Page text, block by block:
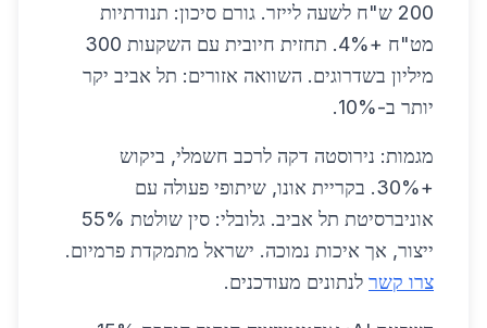
200 ש"ח לשעה לייזר. גורם סיכון: תנודתיות
מט"ח +4%. תחזית חיובית עם השקעות 300
מיליון בשדרוגים. השוואה אזורים: תל אביב יקר
יותר ב-10%.
מגמות: נירוסטה דקה לרכב חשמלי, ביקוש
+30%. בקריית אונו, שיתופי פעולה עם
אוניברסיטת תל אביב. גלובלי: סין שולטת 55%
ייצור, אך איכות נמוכה. ישראל מתמקדת פרמיום.
צרו קשר לנתונים מעודכנים.